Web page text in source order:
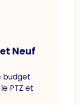
Neuf
budget
PTZ et